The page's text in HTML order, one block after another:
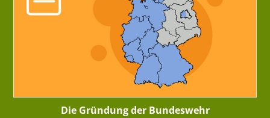
Die Gründung der Bundeswehr